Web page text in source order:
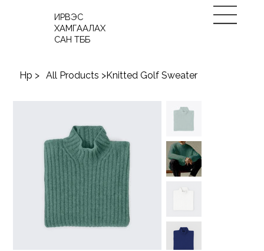
ИРВЭС
ХАМГААЛАХ
САН ТББ
Нүүр > All Products >Knitted Golf Sweater